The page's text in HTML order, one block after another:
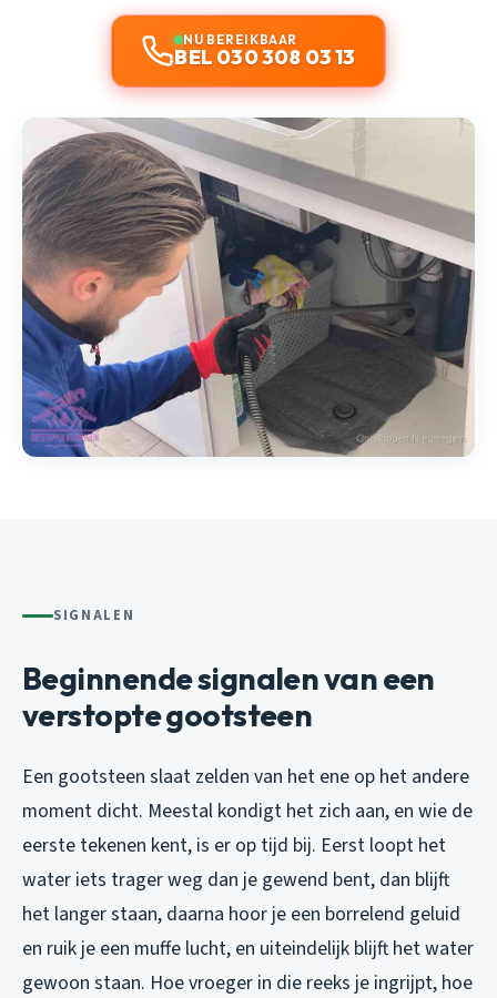
NU BEREIKBAAR
BEL 030 308 03 13
SIGNALEN
Beginnende signalen van een
verstopte gootsteen
Een gootsteen slaat zelden van het ene op het andere
moment dicht. Meestal kondigt het zich aan, en wie de
eerste tekenen kent, is er op tijd bij. Eerst loopt het
water iets trager weg dan je gewend bent, dan blijft
het langer staan, daarna hoor je een borrelend geluid
en ruik je een muffe lucht, en uiteindelijk blijft het water
gewoon staan. Hoe vroeger in die reeks je ingrijpt, hoe